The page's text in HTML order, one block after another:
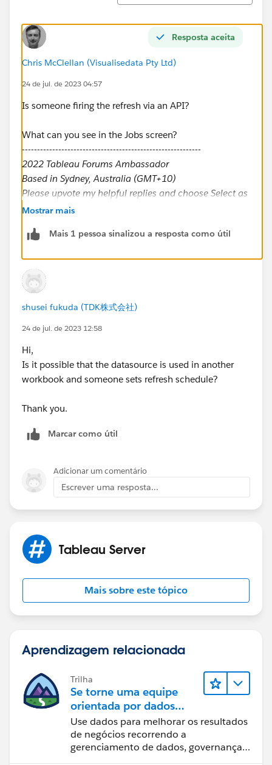
Resposta aceita
Chris McClellan (Visualisedata Pty Ltd)
24 de jul. de 2023 04:57
Is someone firing the refresh via an API?
What can you see in the Jobs screen?
-----------------------------------------------------------
2022 Tableau Forums Ambassador
Based in Sydney, Australia (GMT+10)
Please upvote my helpful replies and choose Select as
Best Answer if it really is the best :)
Mostrar mais
Mais 1 pessoa sinalizou a resposta como útil
shusei fukuda (TDK株式会社)
24 de jul. de 2023 12:58
Hi,
Is it possible that the datasource is used in another ​
workbook and someone sets refresh schedule?
Thank you.
Marcar como útil
Adicionar um comentário
Escrever uma resposta...
Tableau Server
Mais sobre este tópico
Aprendizagem relacionada
Trilha
Se torne uma equipe
orientada por dados
usando o Tableau
Use dados para melhorar os resultados
de negócios recorrendo a
gerenciamento de dados, governança